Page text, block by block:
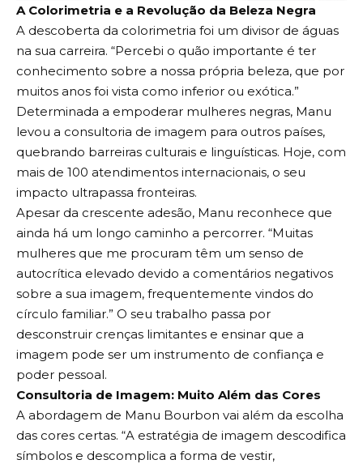
A Colorimetria e a Revolução da Beleza Negra
A descoberta da colorimetria foi um divisor de águas
na sua carreira. “Percebi o quão importante é ter
conhecimento sobre a nossa própria beleza, que por
muitos anos foi vista como inferior ou exótica.”
Determinada a empoderar mulheres negras, Manu
levou a consultoria de imagem para outros países,
quebrando barreiras culturais e linguísticas. Hoje, com
mais de 100 atendimentos internacionais, o seu
impacto ultrapassa fronteiras.
Apesar da crescente adesão, Manu reconhece que
ainda há um longo caminho a percorrer. “Muitas
mulheres que me procuram têm um senso de
autocrítica elevado devido a comentários negativos
sobre a sua imagem, frequentemente vindos do
círculo familiar.” O seu trabalho passa por
desconstruir crenças limitantes e ensinar que a
imagem pode ser um instrumento de confiança e
poder pessoal.
Consultoria de Imagem: Muito Além das Cores
A abordagem de Manu Bourbon vai além da escolha
das cores certas. “A estratégia de imagem descodifica
símbolos e descomplica a forma de vestir,